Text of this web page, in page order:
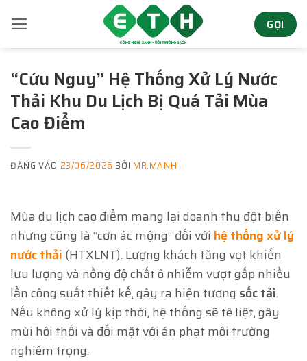
qua
nội
GỌI
“Cứu Nguy” Hệ Thống Xử Lý Nước
Thải Khu Du Lịch Bị Quá Tải Mùa
Cao Điểm
ĐĂNG VÀO 23/06/2026 BỞI MR.MANH
Mùa du lịch cao điểm mang lại doanh thu đột biến
nhưng cũng là “cơn ác mộng” đối với hệ thống xử lý
nước thải (HTXLNT). Lượng khách tăng vọt khiến
lưu lượng và nồng độ chất ô nhiễm vượt gấp nhiều
lần công suất thiết kế, gây ra hiện tượng sốc tải.
Nếu không xử lý kịp thời, hệ thống sẽ tê liệt, gây
mùi hôi thối và đối mặt với án phạt môi trường
nghiêm trọng.